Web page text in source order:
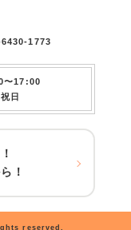
1773
〜17:00
日
！
reserved.